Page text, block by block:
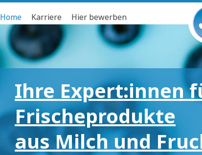
Home Karriere Hier bewerben
Ihre Expert:innen
Frischeprodukte
aus Milch und